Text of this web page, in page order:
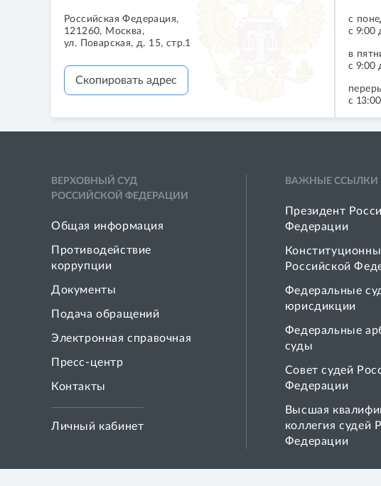
Российская Федерация,
121260, Москва,
ул. Поварская, д. 15, стр.1
Скопировать адрес
с
с 9:00
в
с 9:00
с
ВЕРХОВНЫЙ СУД
РОССИЙСКОЙ ФЕДЕРАЦИИ
Общая информация
Противодействие
коррупции
Документы
Подача обращений
Электронная справочная
Пресс-центр
Контакты
Личный кабинет
ВАЖНЫЕ ССЫЛКИ
Президент
Федерации
Российской
Федеральные
юрисдикции
Федеральные
суды
Совет cудей
Федерации
Высшая
коллегия судей
Федерации